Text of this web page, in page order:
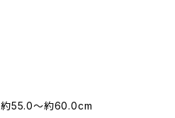
約55.0〜約60.0cm